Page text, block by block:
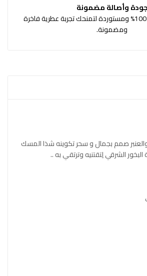
جودة وأصالة مضمونة
جميع منتجاتنا أصلية 100% ومستوردة لتمنحك تجربة عطرية فاخرة
ومضمونة.
صمم بجمال و سحر تكوينه شذا المسك
البخور الشرقي لِتقتنيه وترتقي به ..